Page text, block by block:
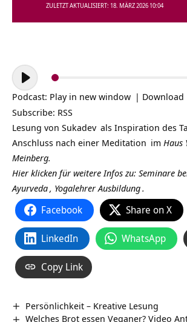
ZULETZT AKTUALISIERT: 18. MÄRZ 2026 10:04
Audio-
Player
Podcast: Play in new window | Download
Subscribe: RSS
Lesung von Sukadev als Inspiration des
Anschluss nach einer Meditation im Haus
Meinberg.
Hier klicken für weitere Infos zu: Seminare
Ayurveda, Yogalehrer Ausbildung.
Facebook Share on X
LinkedIn WhatsApp
Copy Link
Persönlichkeit – Kreative Lesung
Welches Brot essen Veganer? Video